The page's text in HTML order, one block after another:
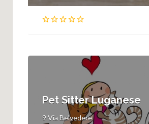
allevamento gatti siamesi
Pet Sitter Luganese
9 Via Belvedere